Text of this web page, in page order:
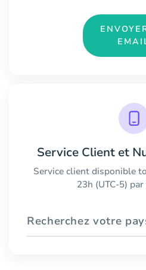
Service Client et
Service client disponible
23h (UTC-5)
Recherchez votre